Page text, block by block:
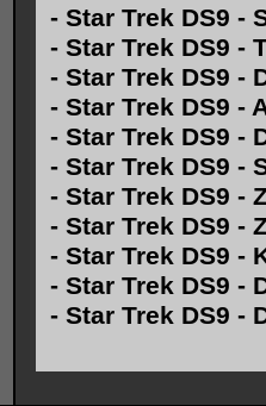
- Star Trek DS9 -
- Star Trek DS9 -
- Star Trek DS9 -
- Star Trek DS9 -
- Star Trek DS9 -
- Star Trek DS9 -
- Star Trek DS9 -
- Star Trek DS9 -
- Star Trek DS9 -
- Star Trek DS9 -
- Star Trek DS9 -